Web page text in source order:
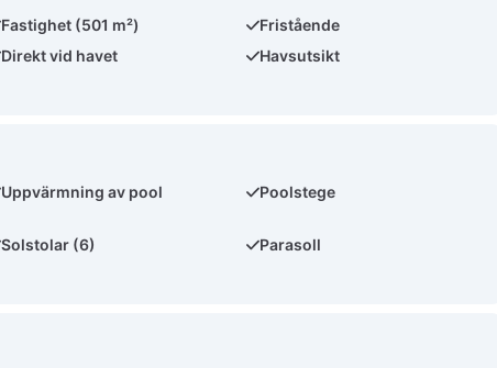
Fastighet (501 m²)
Fristående
Direkt vid havet
Havsutsikt
Uppvärmning av pool Poolstege
Solstolar (6)
Parasoll